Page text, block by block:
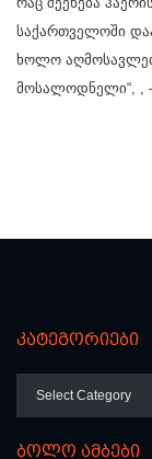
საქართველოში
ხოლო
მოსალოდნელი“, , –
კატეგორიები
ბოლო ამბები